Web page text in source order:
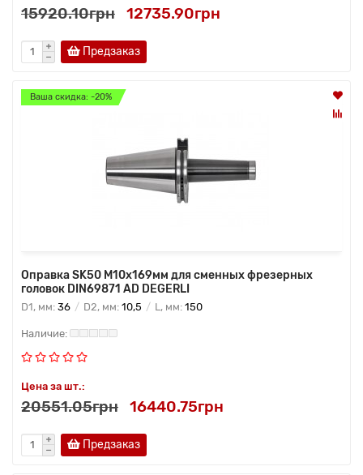
15920.10грн 12735.90грн
Предзаказ
Ваша скидка: -20%
Оправка SK50 M10x169мм для сменных фрезерных
головок DIN69871 AD DEGERLI
D1, мм: 36 D2, мм: 10,5 L, мм: 150
Цена за шт.:
20551.05грн 16440.75грн
Предзаказ